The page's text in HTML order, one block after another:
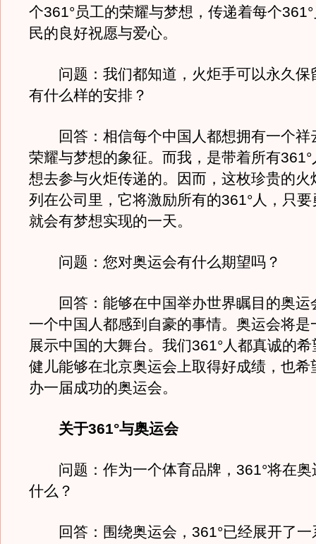
个361°员工的荣耀与梦想，传递着每个
民的良好祝愿与爱心。
问题：我们都知道，火炬手可以永久保
有什么样的安排？
回答：相信每个中国人都想拥有一个祥
荣耀与梦想的象征。而我，是带着所有
想去参与火炬传递的。因而，这枚珍贵的火
列在公司里，它将激励所有的361°人，只
就会有梦想实现的一天。
问题：您对奥运会有什么期望吗？
回答：能够在中国举办世界瞩目的奥运
一个中国人都感到自豪的事情。奥运会将是
展示中国的大舞台。我们361°人都真诚的
健儿能够在北京奥运会上取得好成绩，也希
办一届成功的奥运会。
关于361°与奥运会
问题：作为一个体育品牌，361°将在奥
什么？
回答：围绕奥运会，361°已经展开了一